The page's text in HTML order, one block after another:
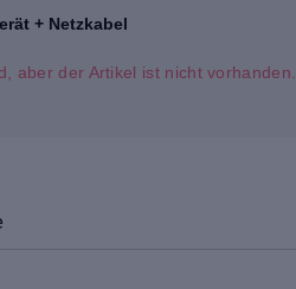
+ Netzkabel
aber der Artikel ist nicht vorhanden.